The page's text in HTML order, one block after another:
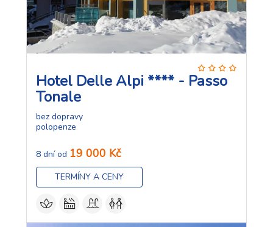
Hotel Delle Alpi **** - Passo
Tonale
bez dopravy
polopenze
8 dní od 19 000 Kč
TERMÍNY A CENY